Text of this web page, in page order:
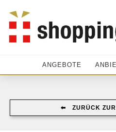
ANGEBOTE
⬅︎ ZURÜCK ZUR